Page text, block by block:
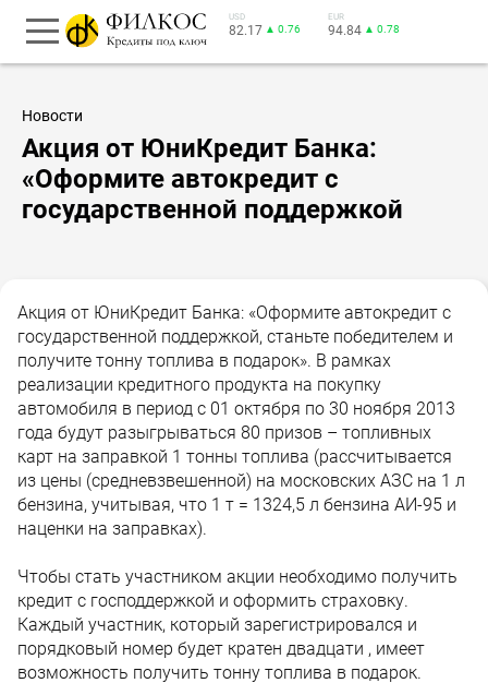
USD
82.17 ▲ 0.76
EUR
94.84 ▲ 0.78
Новости
Акция от ЮниКредит Банка:
«Оформите автокредит с
государственной поддержкой
Акция от ЮниКредит Банка: «Оформите автокредит с
государственной поддержкой, станьте победителем и
получите тонну топлива в подарок». В рамках
реализации кредитного продукта на покупку
автомобиля в период с 01 октября по 30 ноября 2013
года будут разыгрываться 80 призов – топливных
карт на заправкой 1 тонны топлива (рассчитывается
из цены (средневзвешенной) на московских АЗС на 1 л
бензина, учитывая, что 1 т = 1324,5 л бензина АИ-95 и
наценки на заправках).
Чтобы стать участником акции необходимо получить
кредит с господдержкой и оформить страховку.
Каждый участник, который зарегистрировался и
порядковый номер будет кратен двадцати , имеет
возможность получить тонну топлива в подарок.